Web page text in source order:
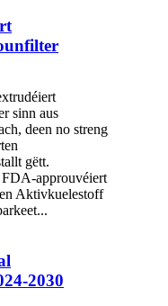
sinn aus
deen no streng
gëtt.
FDA-approuvéiert
Aktivkuelestoff
2030